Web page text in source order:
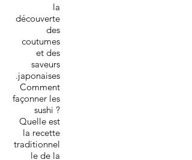
la
découverte
des
coutumes
et des
saveurs
japonaises.
Comment
façonner les
sushi ?
Quelle est
la recette
traditionnel
le de la